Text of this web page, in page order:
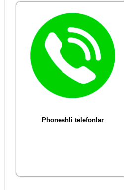
Phoneshli telefonlar